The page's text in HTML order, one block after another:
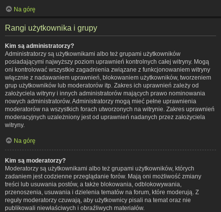
Na górę
Rangi użytkownika i grupy
Kim są administratorzy?
Administratorzy są użytkownikami albo też grupami użytkowników
posiadającymi najwyższy poziom uprawnień kontrolnych całej witryny. Mogą
oni kontrolować wszystkie zagadnienia związane z funkcjonowaniem witryny
włącznie z nadawaniem uprawnień, blokowaniem użytkowników, tworzeniem
grup użytkowników lub moderatorów itp. Zakres ich uprawnień zależy od
założyciela witryny i innych administratorów mających prawo nominowania
nowych administratorów. Administratorzy mogą mieć pełne uprawnienia
moderatorów na wszystkich forach utworzonych na witrynie. Zakres uprawnień
moderacyjnych uzależniony jest od uprawnień nadanych przez założyciela
witryny.
Na górę
Kim są moderatorzy?
Moderatorzy są użytkownikami albo też grupami użytkowników, których
zadaniem jest codzienne przeglądanie forów. Mają oni możliwość zmiany
treści lub usuwania postów, a także blokowania, odblokowywania,
przenoszenia, usuwania i dzielenia tematów na forum, które moderują. Z
reguły moderatorzy czuwają, aby użytkownicy pisali na temat oraz nie
publikowali niewłaściwych i obraźliwych materiałów.